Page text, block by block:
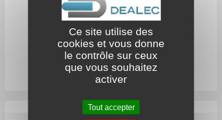
Interrupteurs
pour moteur triphasé
Ce site utilise des
cookies et vous donne
le contrôle sur ceux
que vous souhaitez
activer
Tout accepter